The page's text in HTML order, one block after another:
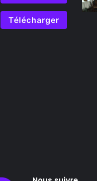
Télécharger